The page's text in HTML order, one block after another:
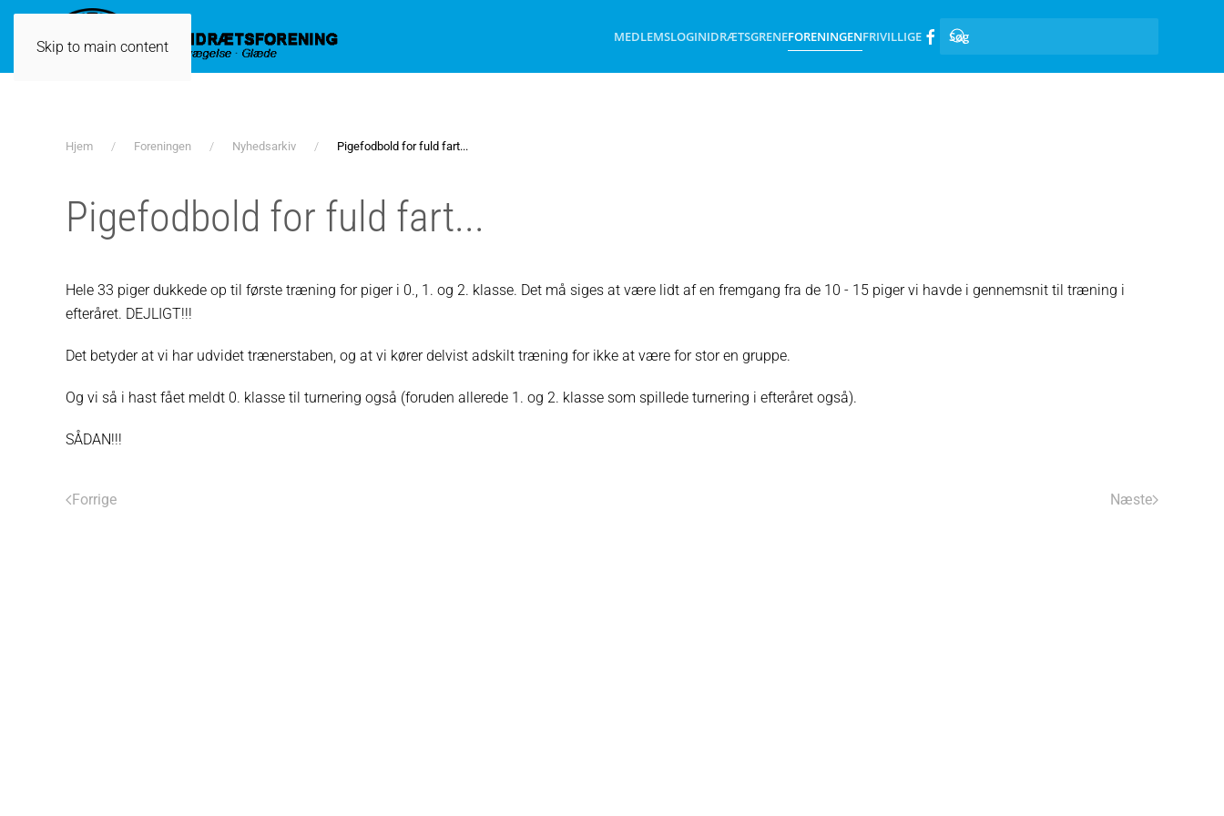
Skip to main content
MEDLEMSLOGINIDRÆTSGRENEFORENINGENFRIVILLIGE
Hjem Foreningen Nyhedsarkiv Pigefodbold for fuld fart...
Pigefodbold for fuld fart...
Hele 33 piger dukkede op til første træning for piger i 0., 1. og 2. klasse. Det må siges at være lidt af en fremgang fra de 10 - 15 piger vi havde i gennemsnit til træning i
efteråret. DEJLIGT!!!
Det betyder at vi har udvidet trænerstaben, og at vi kører delvist adskilt træning for ikke at være for stor en gruppe.
Og vi så i hast fået meldt 0. klasse til turnering også (foruden allerede 1. og 2. klasse som spillede turnering i efteråret også).
SÅDAN!!!
Forrige Næste